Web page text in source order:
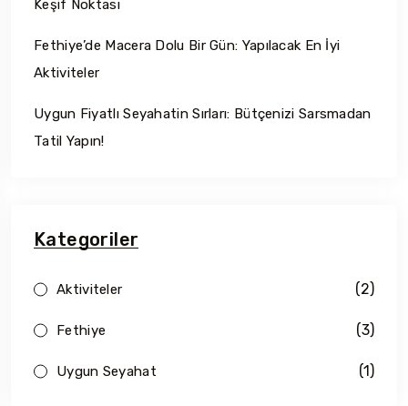
Keşif Noktası
Fethiye’de Macera Dolu Bir Gün: Yapılacak En İyi
Aktiviteler
Uygun Fiyatlı Seyahatin Sırları: Bütçenizi Sarsmadan
Tatil Yapın!
Kategoriler
Aktiviteler (2)
Fethiye (3)
Uygun Seyahat (1)